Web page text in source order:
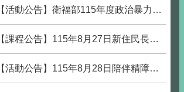
【活動公告】衛福部115年度政治暴力創傷療癒助人工作者進階培訓，歡迎大家踴躍上網報名參加!
【課程公告】115年8月27日新住民長者植栽療癒團體，熱烈報名中！
【活動公告】115年8月28日陪伴精障家人邁向職場的安心指南